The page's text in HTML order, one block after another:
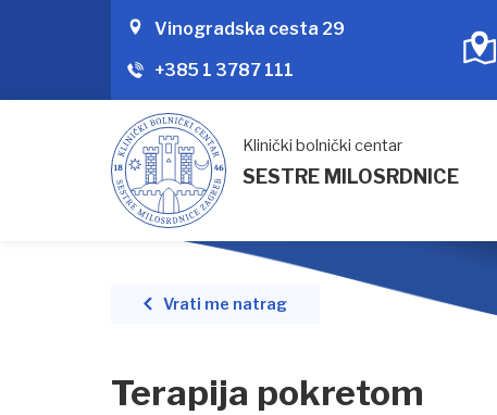
Vinogradska cesta 29
+385 1 3787 111
Klinički bolnički centar
SESTRE MILOSRDNICE
Vrati me natrag
Terapija pokretom